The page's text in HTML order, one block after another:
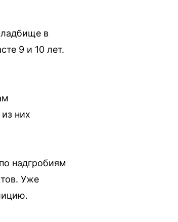
в
9 и 10 лет.
них
надгробиям
Уже